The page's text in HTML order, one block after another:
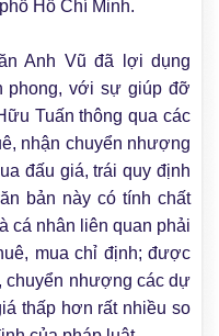
Hồ Chí Minh.
Anh Vũ đã lợi dụng
phong, với sự giúp đỡ
Tuấn thông qua các
nhận chuyển nhượng
đấu giá, trái quy định
bản này có tính chất
cá nhân liên quan phải
mua chỉ định; được
chuyển nhượng các dự
thấp hơn rất nhiều so